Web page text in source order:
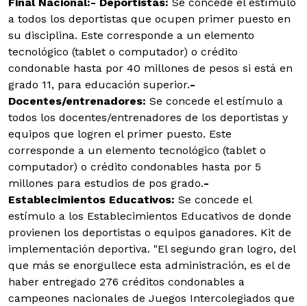
a todos los deportistas que ocupen primer puesto en
su disciplina. Este corresponde a un elemento
tecnológico (tablet o computador) o crédito
condonable hasta por 40 millones de pesos si está en
grado 11, para educación superior.-
Docentes/entrenadores: Se concede el estímulo a
todos los docentes/entrenadores de los deportistas y
equipos que logren el primer puesto. Este
corresponde a un elemento tecnológico (tablet o
computador) o crédito condonables hasta por 5
millones para estudios de pos grado.-
Establecimientos Educativos: Se concede el
estímulo a los Establecimientos Educativos de donde
provienen los deportistas o equipos ganadores. Kit de
implementación deportiva. "El segundo gran logro, del
que más se enorgullece esta administración, es el de
haber entregado 276 créditos condonables a
campeones nacionales de Juegos Intercolegiados que